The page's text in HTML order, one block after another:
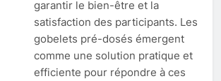
garantir le bien-être et la
satisfaction des participants. Les
gobelets pré-dosés émergent
comme une solution pratique et
efficiente pour répondre à ces